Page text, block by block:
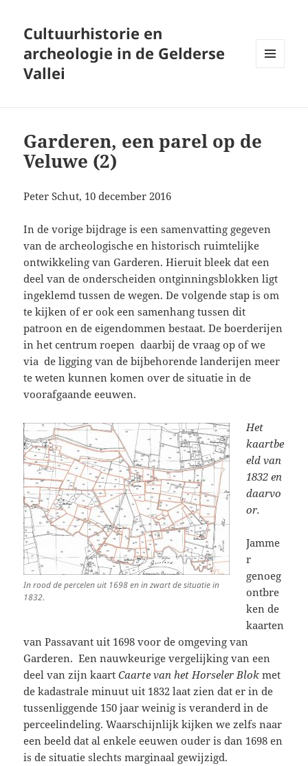
Cultuurhistorie en
archeologie in de Gelderse
Vallei
Garderen, een parel op de
Veluwe (2)
Peter Schut, 10 december 2016
In de vorige bijdrage is een samenvatting gegeven
van de archeologische en historisch ruimtelijke
ontwikkeling van Garderen. Hieruit bleek dat een
deel van de onderscheiden ontginningsblokken ligt
ingeklemd tussen de wegen. De volgende stap is om
te kijken of er ook een samenhang tussen dit
patroon en de eigendommen bestaat. De boerderijen
in het centrum roepen daarbij de vraag op of we
via de ligging van de bijbehorende landerijen meer
te weten kunnen komen over de situatie in de
voorafgaande eeuwen.
In rood de percelen uit 1698 en in zwart de situatie in
1832.
Het
kaartbe
eld van
1832 en
daarvo
or.
Jamme
r
genoeg
ontbre
ken de
kaarten
van Passavant uit 1698 voor de omgeving van
Garderen. Een nauwkeurige vergelijking van een
deel van zijn kaartCaarte van het Horseler Blok met
de kadastrale minuut uit 1832 laat zien dat er in de
tussenliggende 150 jaar weinig is veranderd in de
perceelindeling. Waarschijnlijk kijken we zelfs naar
een beeld dat al enkele eeuwen ouder is dan 1698 en
is de situatie slechts marginaal gewijzigd.